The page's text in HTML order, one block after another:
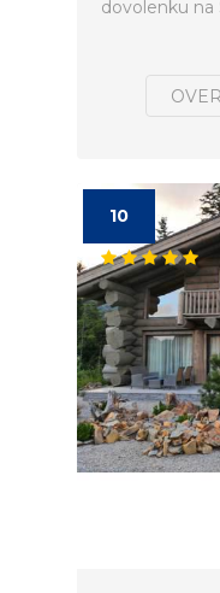
dovolenku na
10